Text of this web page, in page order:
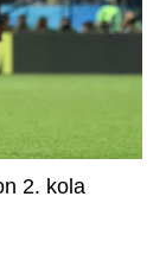
2. kola